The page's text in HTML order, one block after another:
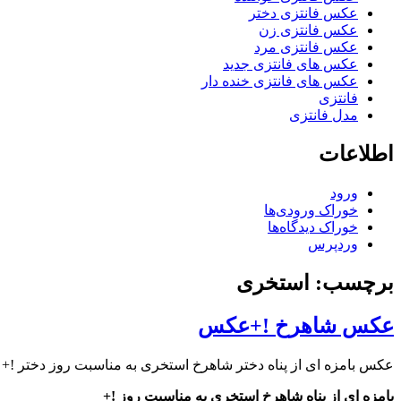
عکس فانتزی دختر
عکس فانتزی زن
عکس فانتزی مرد
عکس های فانتزی جدید
عکس های فانتزی خنده دار
فانتزی
مدل فانتزی
اطلاعات
ورود
خوراک ورودی‌ها
خوراک دیدگاه‌ها
وردپرس
برچسب: استخری
عکس شاهرخ !+عکس
عکس بامزه ای از پناه دختر شاهرخ استخری به مناسبت روز دختر
بامزه ای از پناه شاهرخ استخری به مناسبت روز !+